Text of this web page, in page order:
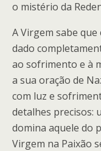
o mistério da
A Virgem sabe
dado
ao sofrimento e à
a sua oração de
com luz e
detalhes precisos:
domina aquele do
Virgem na Paixão